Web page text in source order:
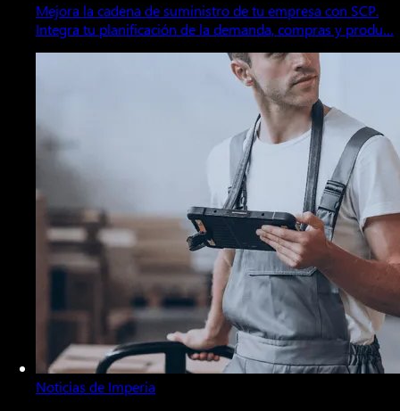
Mejora la cadena de suministro de tu empresa con SCP.
Integra tu planificación de la demanda, compras y produ…
Noticias de Imperia